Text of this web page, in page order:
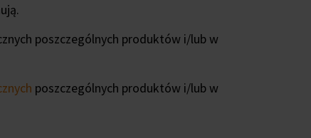
poszczególnych produktów i/lub w
poszczególnych produktów i/lub w